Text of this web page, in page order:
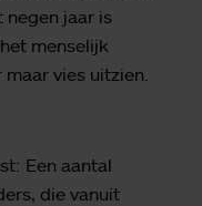
negen jaar is
menselijk
vies uitzien.
Een aantal
die vanuit